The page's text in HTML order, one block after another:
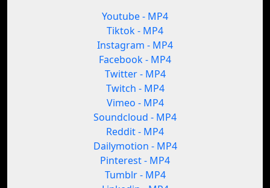
Youtube - MP4
Tiktok - MP4
Instagram - MP4
Facebook - MP4
Twitter - MP4
Twitch - MP4
Vimeo - MP4
Soundcloud - MP4
Reddit - MP4
Dailymotion - MP4
Pinterest - MP4
Tumblr - MP4